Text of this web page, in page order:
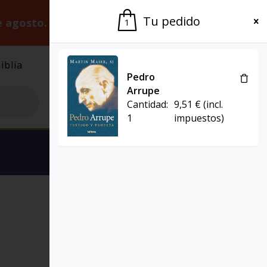
agosto. Gracias por la paciencia.
El Grupo
1 Tu pedido
Pedro
Arrupe
Cantidad:
1
9,51 €(incl.
impuestos)